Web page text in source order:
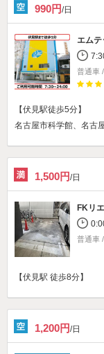
990円/日
エム
普通車
【伏見駅徒歩5分】
名古屋市科学館、名古
1,500円/日
FKリ
普通車
【伏見駅 徒歩8分】
1,200円/日